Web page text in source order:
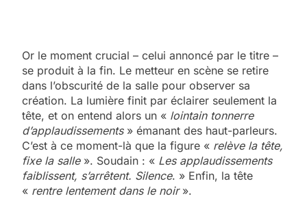
Or le moment crucial – celui annoncé par le titre –
se produit à la fin. Le metteur en scène se retire
dans l’obscurité de la salle pour observer sa
création. La lumière finit par éclairer seulement la
tête, et on entend alors un « lointain tonnerre
d’applaudissements » émanant des haut-parleurs.
C’est à ce moment-là que la figure « relève la tête,
fixe la salle ». Soudain : « Les applaudissements
faiblissent, s’arrêtent. Silence. » Enfin, la tête
« rentre lentement dans le noir ».